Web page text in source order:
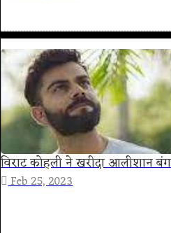
विराट कोहली ने खरीदा आलीशान
Feb 25, 2023